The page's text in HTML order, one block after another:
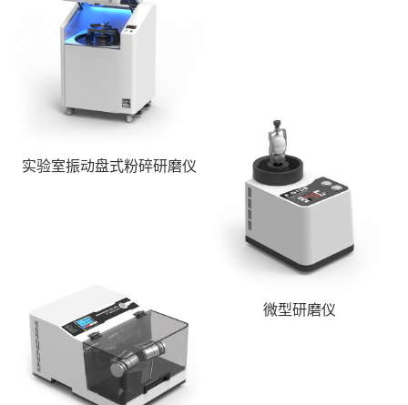
实验室振动盘式粉碎研磨仪
微型研磨仪